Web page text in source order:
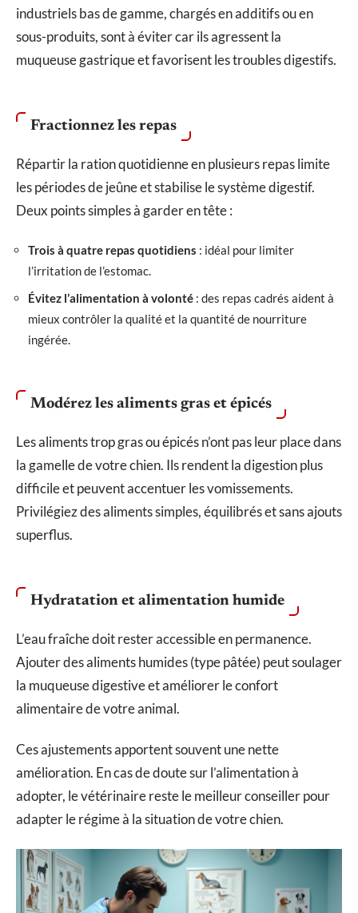
industriels bas de gamme, chargés en additifs ou en
sous-produits, sont à éviter car ils agressent la
muqueuse gastrique et favorisent les troubles digestifs.
Fractionnez les repas
Répartir la ration quotidienne en plusieurs repas limite
les périodes de jeûne et stabilise le système digestif.
Deux points simples à garder en tête :
Trois à quatre repas quotidiens : idéal pour limiter
l’irritation de l’estomac.
Évitez l’alimentation à volonté : des repas cadrés aident à
mieux contrôler la qualité et la quantité de nourriture
ingérée.
Modérez les aliments gras et épicés
Les aliments trop gras ou épicés n’ont pas leur place dans
la gamelle de votre chien. Ils rendent la digestion plus
difficile et peuvent accentuer les vomissements.
Privilégiez des aliments simples, équilibrés et sans ajouts
superflus.
Hydratation et alimentation humide
L’eau fraîche doit rester accessible en permanence.
Ajouter des aliments humides (type pâtée) peut soulager
la muqueuse digestive et améliorer le confort
alimentaire de votre animal.
Ces ajustements apportent souvent une nette
amélioration. En cas de doute sur l’alimentation à
adopter, le vétérinaire reste le meilleur conseiller pour
adapter le régime à la situation de votre chien.